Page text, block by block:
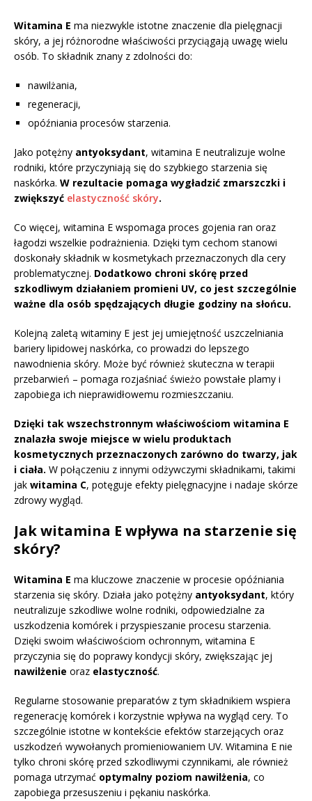
Witamina E ma niezwykle istotne znaczenie dla pielęgnacji
skóry, a jej różnorodne właściwości przyciągają uwagę wielu
osób. To składnik znany z zdolności do:
nawilżania,
regeneracji,
opóźniania procesów starzenia.
Jako potężny antyoksydant, witamina E neutralizuje wolne
rodniki, które przyczyniają się do szybkiego starzenia się
naskórka. W rezultacie pomaga wygładzić zmarszczki i
zwiększyć elastyczność skóry.
Co więcej, witamina E wspomaga proces gojenia ran oraz
łagodzi wszelkie podrażnienia. Dzięki tym cechom stanowi
doskonały składnik w kosmetykach przeznaczonych dla cery
problematycznej. Dodatkowo chroni skórę przed
szkodliwym działaniem promieni UV, co jest szczególnie
ważne dla osób spędzających długie godziny na słońcu.
Kolejną zaletą witaminy E jest jej umiejętność uszczelniania
bariery lipidowej naskórka, co prowadzi do lepszego
nawodnienia skóry. Może być również skuteczna w terapii
przebarwień – pomaga rozjaśniać świeżo powstałe plamy i
zapobiega ich nieprawidłowemu rozmieszczaniu.
Dzięki tak wszechstronnym właściwościom witamina E
znalazła swoje miejsce w wielu produktach
kosmetycznych przeznaczonych zarówno do twarzy, jak
i ciała. W połączeniu z innymi odżywczymi składnikami, takimi
jak witamina C, potęguje efekty pielęgnacyjne i nadaje skórze
zdrowy wygląd.
Jak witamina E wpływa na starzenie się
skóry?
Witamina E ma kluczowe znaczenie w procesie opóźniania
starzenia się skóry. Działa jako potężny antyoksydant, który
neutralizuje szkodliwe wolne rodniki, odpowiedzialne za
uszkodzenia komórek i przyspieszanie procesu starzenia.
Dzięki swoim właściwościom ochronnym, witamina E
przyczynia się do poprawy kondycji skóry, zwiększając jej
nawilżenie oraz elastyczność.
Regularne stosowanie preparatów z tym składnikiem wspiera
regenerację komórek i korzystnie wpływa na wygląd cery. To
szczególnie istotne w kontekście efektów starzejących oraz
uszkodzeń wywołanych promieniowaniem UV. Witamina E nie
tylko chroni skórę przed szkodliwymi czynnikami, ale również
pomaga utrzymać optymalny poziom nawilżenia, co
zapobiega przesuszeniu i pękaniu naskórka.